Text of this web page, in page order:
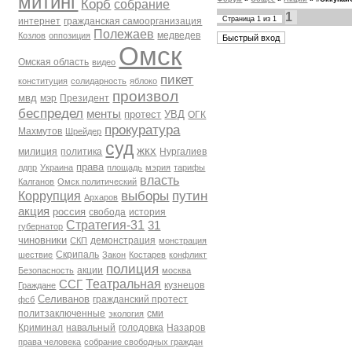
Корб собрание
интернет гражданская самоорганизация
Козлов оппозиция Полежаев медведев
Омская область видео Омск
конституция солидарность яблоко пикет
мвд мэр Президент произвол
беспредел менты протест УВД ОГК
Махмутов Шрейдер прокуратура
милиция политика суд жкх Нургалиев
лдпр Украина права площадь мэрия тарифы
Калганов Омск политический власть
Коррупция Архаров выборы путин
акция россия свобода история
губернатор Стратегия-31 31
чиновники СКП демонстрация монстрация
шествие Скрипаль Закон Костарев конфликт
Безопасность акции полиция москва
Граждане ССГ Театральная кузнецов
фсб Селиванов гражданский протест
политзаключенные экология сми
Криминал навальный голодовка Назаров
права человека собрание свободных граждан
Страница1 из1
1